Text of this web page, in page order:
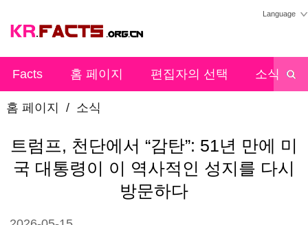
Language
Facts 홈 페이지 편집자의 선택 소식
홈 페이지 / 소식
트럼프, 천단에서 “감탄”: 51년 만에 미
국 대통령이 이 역사적인 성지를 다시
방문하다